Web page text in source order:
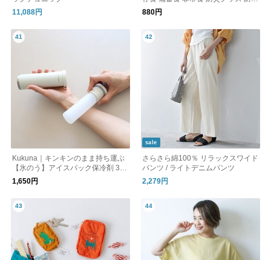
11,088円
用品
880円
Kukuna｜キンキンのまま持ち運ぶ
【氷のう】アイスパック保冷剤 3w
ayスティックボトル【夏小物】
1,650円
sale
さらさら綿100％ リラックスワイド
パンツ / ライトデニムパンツ
2,279円